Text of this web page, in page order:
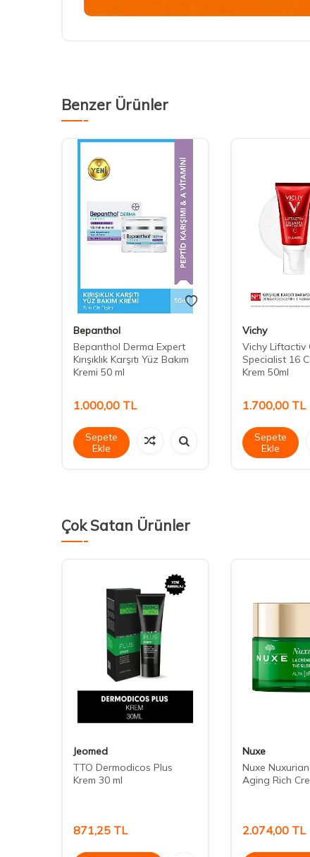
Benzer Ürünler
Bepanthol
Bepanthol Derma Expert
Kırışıklık Karşıtı Yüz Bakım
Kremi 50 ml
1.000,00 TL
Sepete
Ekle
Vichy
Vichy Liftactiv
Specialist 16
Krem 50ml
1.700,00 TL
Sepete
Ekle
Çok Satan Ürünler
Jeomed
TTO Dermodicos Plus
Krem 30 ml
871,25 TL
Nuxe
Nuxe
Aging Rich
2.074,00 TL